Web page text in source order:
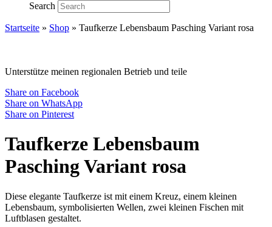
Search
Startseite » Shop » Taufkerze Lebensbaum Pasching Variant rosa
Unterstütze meinen regionalen Betrieb und teile
Share on Facebook
Share on WhatsApp
Share on Pinterest
Taufkerze Lebensbaum
Pasching Variant rosa
Diese elegante Taufkerze ist mit einem Kreuz, einem kleinen
Lebensbaum, symbolisierten Wellen, zwei kleinen Fischen mit
Luftblasen gestaltet.